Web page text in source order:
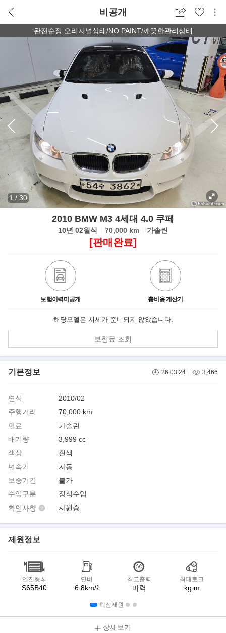
비공개
완전순정 오리지널상태/NO PAINT/깨끗한관리상태
1 / 30
2010 BMW M3 4세대 4.0 쿠페
10년 02월식 70,000 km 가솔린
[판매완료]
보험이력미공개 총비용 계산기
해당모델은 시세가 준비되지 않았습니다.
보험료 조회
기본정보 26.03.24 3,466
연식
2010/02
주행거리
70,000 km
연료
가솔린
배기량
3,999 cc
색상
흰색
변속기
자동
보증기간
불가
수입구분
정식수입
확인사항
사원증
제원정보
엔진형식
S65B40
연비
6.8km/ℓ
최고출력
마력
최대토크
kg.m
핵심제원
상세보기